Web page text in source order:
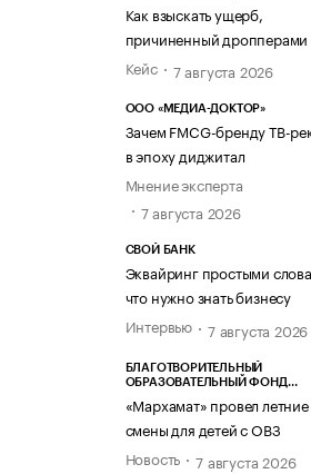
Как взыскать ущерб,
причиненный дропперами
Кейс
7 августа 2026
ООО «МЕДИА-ДОКТОР»
Зачем FMCG-бренду ТВ-
в эпоху диджитал
Мнение эксперта
7 августа 2026
СВОЙ БАНК
Эквайринг простыми
что нужно знать бизнесу
Интервью
7 августа 2026
БЛАГОТВОРИТЕЛЬНЫЙ
ОБРАЗОВАТЕЛЬНЫЙ ФОНД
«Мархамат» провел летние
смены для детей с ОВЗ
Новость
7 августа 2026